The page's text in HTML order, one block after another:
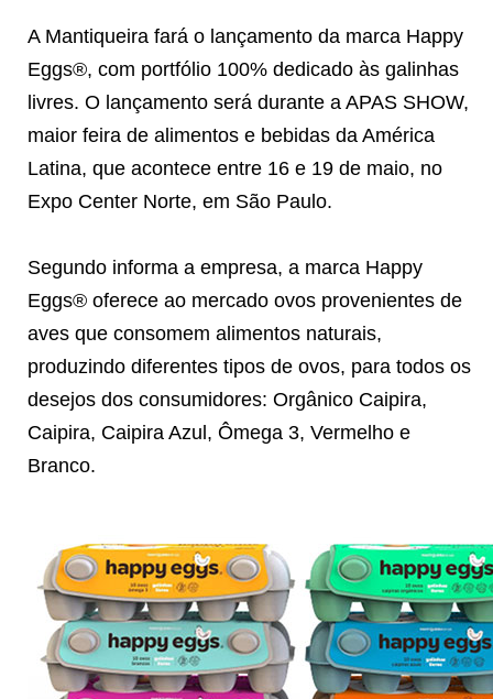
A Mantiqueira fará o lançamento da marca Happy
Eggs®, com portfólio 100% dedicado às galinhas
livres. O lançamento será durante a APAS SHOW,
maior feira de alimentos e bebidas da América
Latina, que acontece entre 16 e 19 de maio, no
Expo Center Norte, em São Paulo.
Segundo informa a empresa, a marca Happy
Eggs® oferece ao mercado ovos provenientes de
aves que consomem alimentos naturais,
produzindo diferentes tipos de ovos, para todos os
desejos dos consumidores: Orgânico Caipira,
Caipira, Caipira Azul, Ômega 3, Vermelho e
Branco.